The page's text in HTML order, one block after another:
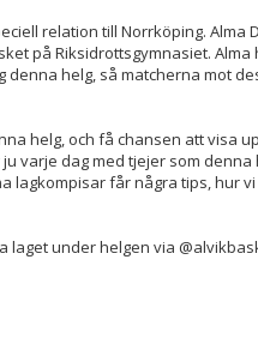
relation till Norrköping. Alma
på Riksidrottsgymnasiet.
helg, så matcherna mot
helg, och få chansen att visa
varje dag med tjejer som denna
lagkompisar får några tips, hur
laget under helgen via